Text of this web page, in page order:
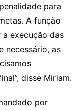
para
A função
execução das
necessário, as
disse Miriam.
por